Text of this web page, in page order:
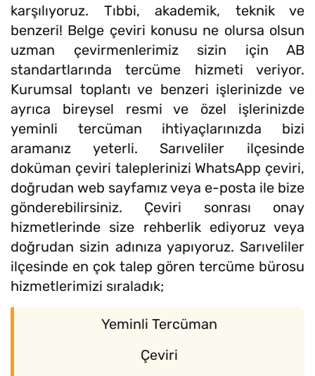
karşılıyoruz. Tıbbi, akademik, teknik ve
benzeri! Belge çeviri konusu ne olursa olsun
uzman çevirmenlerimiz sizin için AB
standartlarında tercüme hizmeti veriyor.
Kurumsal toplantı ve benzeri işlerinizde ve
ayrıca bireysel resmi ve özel işlerinizde
yeminli tercüman ihtiyaçlarınızda bizi
aramanız yeterli. Sarıveliler ilçesinde
doküman çeviri taleplerinizi WhatsApp çeviri,
doğrudan web sayfamız veya e-posta ile bize
gönderebilirsiniz. Çeviri sonrası onay
hizmetlerinde size rehberlik ediyoruz veya
doğrudan sizin adınıza yapıyoruz. Sarıveliler
ilçesinde en çok talep gören tercüme bürosu
hizmetlerimizi sıraladık;
Yeminli Tercüman
Çeviri